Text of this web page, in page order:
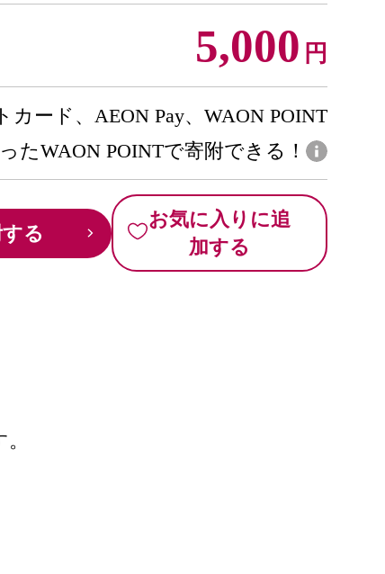
5,000 円
カード、AEON Pay、WAON POINT
たWAON POINTで寄附できる！
る
お気に入りに追
加する